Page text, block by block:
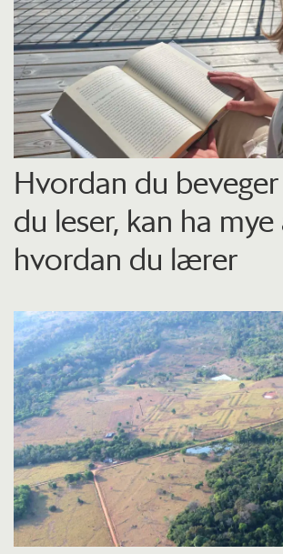
Hvordan du
du leser, kan ha
hvordan du lærer